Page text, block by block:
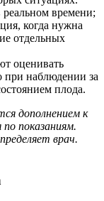
времени;
когда нужна
отдельных
оценивать
при наблюдении за
плода.
дополнением к
показаниям.
врач.